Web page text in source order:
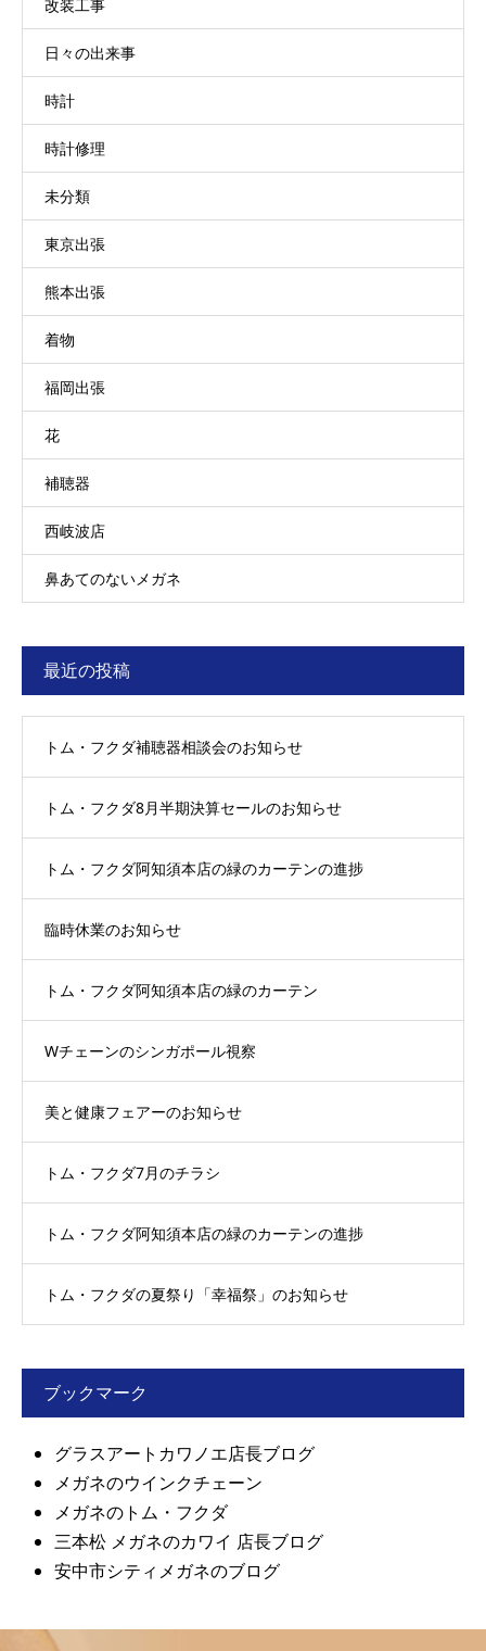
改装工事
日々の出来事
時計
時計修理
未分類
東京出張
熊本出張
着物
福岡出張
花
補聴器
西岐波店
鼻あてのないメガネ
最近の投稿
トム・フクダ補聴器相談会のお知らせ
トム・フクダ8月半期決算セールのお知らせ
トム・フクダ阿知須本店の緑のカーテンの進捗
臨時休業のお知らせ
トム・フクダ阿知須本店の緑のカーテン
Wチェーンのシンガポール視察
美と健康フェアーのお知らせ
トム・フクダ7月のチラシ
トム・フクダ阿知須本店の緑のカーテンの進捗
トム・フクダの夏祭り「幸福祭」のお知らせ
ブックマーク
グラスアートカワノエ店長ブログ
メガネのウインクチェーン
メガネのトム・フクダ
三本松 メガネのカワイ 店長ブログ
安中市シティメガネのブログ